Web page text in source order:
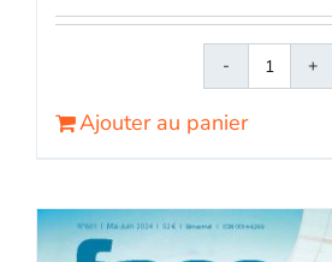
quantité
papier
n°
Ajouter au panier